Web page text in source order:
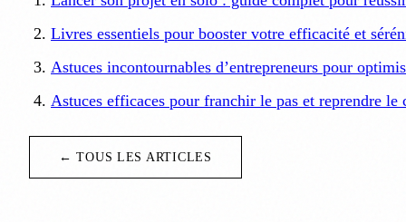
Livres essentiels pour booster votre efficacité et
Astuces incontournables d’entrepreneurs pour
Astuces efficaces pour franchir le pas et reprendre
← TOUS LES ARTICLES